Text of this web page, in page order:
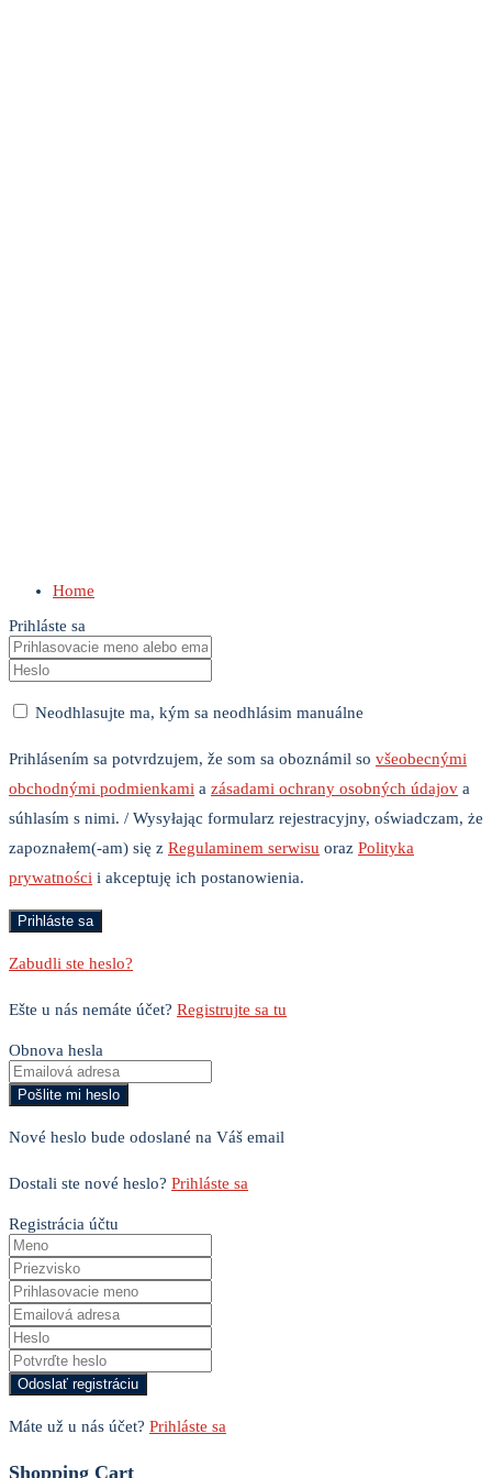
Home
Prihláste sa
Neodhlasujte ma, kým sa neodhlásim manuálne
Prihlásením sa potvrdzujem, že som sa oboznámil so všeobecnými
obchodnými podmienkami a zásadami ochrany osobných údajov a
súhlasím s nimi. / Wysyłając formularz rejestracyjny, oświadczam, że
zapoznałem(-am) się z Regulaminem serwisu oraz Polityka
prywatności i akceptuję ich postanowienia.
Zabudli ste heslo?
Ešte u nás nemáte účet? Registrujte sa tu
Obnova hesla
Nové heslo bude odoslané na Váš email
Dostali ste nové heslo? Prihláste sa
Registrácia účtu
Máte už u nás účet? Prihláste sa
Shopping Cart